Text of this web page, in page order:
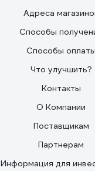
Адреса
Способы
Способы оплаты
Что улучшить?
Контакты
О Компании
Поставщикам
Партнерам
Информация для